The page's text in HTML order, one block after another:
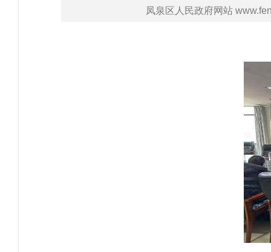
凤泉区人民政府网站